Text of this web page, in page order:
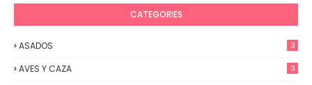
CATEGORIES
ASADOS 3
AVES Y CAZA 3